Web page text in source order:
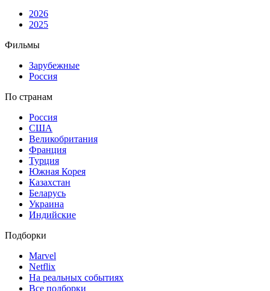
2026
2025
Фильмы
Зарубежные
Россия
По странам
Россия
США
Великобритания
Франция
Турция
Южная Корея
Казахстан
Беларусь
Украина
Индийские
Подборки
Marvel
Netflix
На реальных событиях
Все подборки